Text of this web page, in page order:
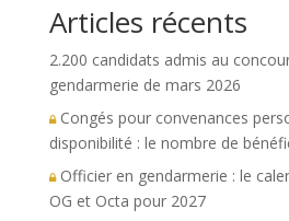
Articles récents
2.200 candidats admis au
gendarmerie de mars 2026
Congés pour convenances
disponibilité : le nombre de
Officier en gendarmerie : le
OG et Octa pour 2027